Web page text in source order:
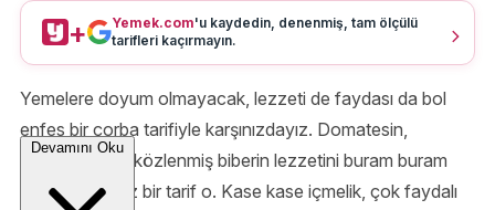
+ Yemek.com'u kaydedin, denenmiş, tam ölçülü
tarifleri kaçırmayın.
Yemelere doyum olmayacak, lezzeti de faydası da bol
enfes bir çorba tarifiyle karşınızdayız. Domatesin,
sarımsağın ve közlenmiş biberin lezzetini buram buram
hissedeceğiniz bir tarif o. Kase kase içmelik, çok faydalı
Devamını Oku